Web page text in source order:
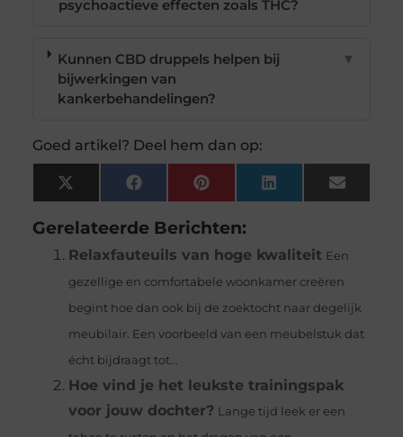
psychoactieve effecten zoals THC?
Kunnen CBD druppels helpen bij
bijwerkingen van
kankerbehandelingen?
▼
Goed artikel? Deel hem dan op:
X
(Twitter)
FacebookPinterest LinkedIn Email
Gerelateerde Berichten:
Relaxfauteuils van hoge kwaliteit Een
gezellige en comfortabele woonkamer creëren
begint hoe dan ook bij de zoektocht naar degelijk
meubilair. Een voorbeeld van een meubelstuk dat
écht bijdraagt tot...
Hoe vind je het leukste trainingspak
voor jouw dochter? Lange tijd leek er een